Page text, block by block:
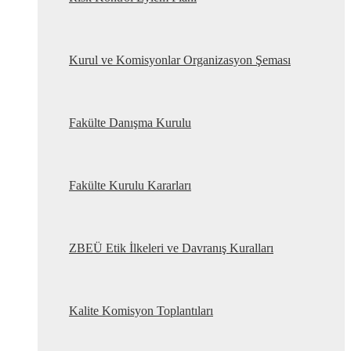
Kurul ve Komisyonlar Organizasyon Şeması
Fakülte Danışma Kurulu
Fakülte Kurulu Kararları
ZBEÜ Etik İlkeleri ve Davranış Kuralları
Kalite Komisyon Toplantıları